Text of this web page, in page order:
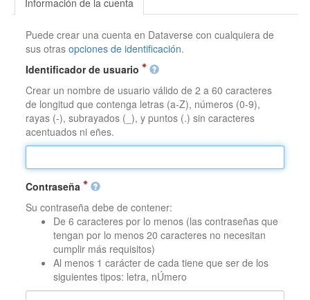
Puede crear una cuenta en Dataverse con cualquiera de
sus otrasopciones de identificación.
Identificador de usuario
Crear un nombre de usuario válido de 2 a 60 caracteres
de longitud que contenga letras (a-Z), números (0-9),
rayas (-), subrayados (_), y puntos (.) sin caracteres
acentuados ni eñes.
Contraseña
Su contraseña debe de contener:
De 6 caracteres por lo menos (las contraseñas que
tengan por lo menos 20 caracteres no necesitan
cumplir más requisitos)
Al menos 1 carácter de cada tiene que ser de los
siguientes tipos: letra, nÚmero